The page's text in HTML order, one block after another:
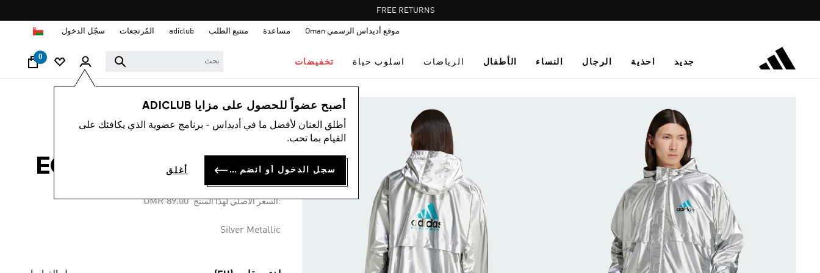
Pause
promotion
FREE RETURNS
موقع أديداس الرسمي Oman مساعدة متتبع الطلب adiclub المُرتجعات سجّل الدخول
جديد احذية الرجال النساء الأطفال الرياضات اسلوب حياة تخفيضات
0
أصبح عضواً للحصول على مزايا ADICLUB
أطلق العنان لأفضل ما في أديداس - برنامج عضوية الذي يكافئك على
القيام بما تحب.
سجل الدخول أو انضم الآن أغلق
الرجال ملابس
جاكيت EQT METALLIC
OMR 35.60
:السعر الأصلي لهذا المنتج Price reduced from
OMR 89.00
to
Silver Metallic